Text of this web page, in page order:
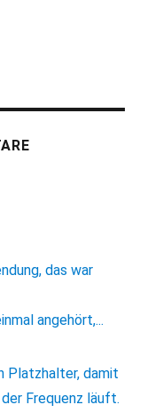
das war
angehört,...
Platzhalter, damit
Frequenz läuft.